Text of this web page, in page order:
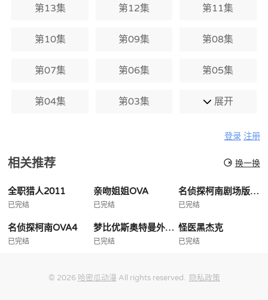
第13集 第12集 第11集
第10集 第09集 第08集
第07集 第06集 第05集
第04集 第03集 展开
登录 注册
相关推荐 换一换
全职猎人2011
已完结
亲吻姐姐OVA
已完结
名侦探柯南剧场版国语版
已完结
名侦探柯南OVA4
已完结
梦比优斯奥特曼外传亡灵复活
已完结
怪医黑杰克
已完结
© 2026 哈密瓜动漫 All rights reserved. 隐私政策